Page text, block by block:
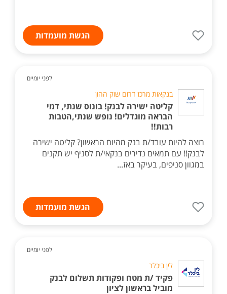
הגשת מועמדות
לפני יומיים
בנקאות מרכז דרום שוק ההון
קליטה ישירה לבנק! בונוס שנתי, דמי
הבראה מוגדלים! נופש שנתי,הטבות
רבות!!
רוצה להיות עובד/ת בנק מהיום הראשון? קליטה ישירה
לבנק!! עם תמאים נדירים בנקאי/ת לסניף יש תקנים
במגוון סניפים, בעיקר באז...
הגשת מועמדות
לפני יומיים
לין ביכלר
פקיד /ת מטח ופקודות תשלום לבנק
מוביל בראשון לציון